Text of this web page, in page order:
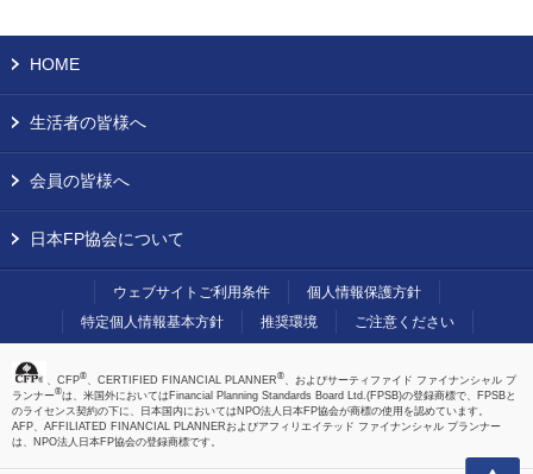
上へ
HOME
生活者の皆様へ
会員の皆様へ
日本FP協会について
ウェブサイトご利用条件
個人情報保護方針
特定個人情報基本方針
推奨環境 ご注意ください
、CFP®、CERTIFIED FINANCIAL PLANNER®、およびサーティファイド ファイナンシャル プ
ランナー®は、米国外においてはFinancial Planning Standards Board Ltd.(FPSB)の登録商標で、FPSBと
のライセンス契約の下に、日本国内においてはNPO法人日本FP協会が商標の使用を認めています。
AFP、AFFILIATED FINANCIAL PLANNERおよびアフィリエイテッド ファイナンシャル プランナー
は、NPO法人日本FP協会の登録商標です。